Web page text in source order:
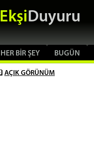
EkşiDuyuru
HER BIR ŞEY BUGÜN
AÇIK GÖRÜNÜM